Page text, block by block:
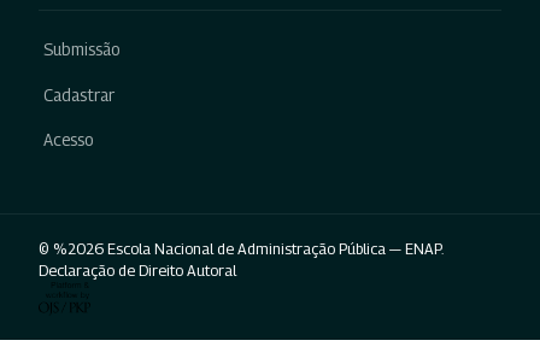
Submissão
Cadastrar
Acesso
© %2026 Escola Nacional de Administração Pública — ENAP.
Declaração de Direito Autoral